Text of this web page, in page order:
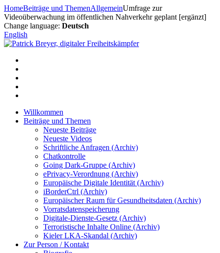
Zum
Inhalt
springen
HomeBeiträge und ThemenAllgemeinUmfrage zur
Videoüberwachung im öffentlichen Nahverkehr geplant [ergänzt]
Change language: Deutsch
English
Willkommen
Beiträge und Themen
Neueste Beiträge
Neueste Videos
Schriftliche Anfragen (Archiv)
Chatkontrolle
Going Dark-Gruppe (Archiv)
ePrivacy-Verordnung (Archiv)
Europäische Digitale Identität (Archiv)
iBorderCtrl (Archiv)
Europäischer Raum für Gesundheitsdaten (Archiv)
Vorratsdatenspeicherung
Digitale-Dienste-Gesetz (Archiv)
Terroristische Inhalte Online (Archiv)
Kieler LKA-Skandal (Archiv)
Zur Person / Kontakt